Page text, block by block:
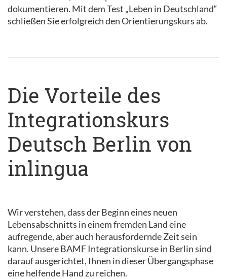
dokumentieren. Mit dem Test „Leben in Deutschland“
schließen Sie erfolgreich den Orientierungskurs ab.
Die Vorteile des
Integrationskurs
Deutsch Berlin von
inlingua
Wir verstehen, dass der Beginn eines neuen
Lebensabschnitts in einem fremden Land eine
aufregende, aber auch herausfordernde Zeit sein
kann. Unsere BAMF Integrationskurse in Berlin sind
darauf ausgerichtet, Ihnen in dieser Übergangsphase
eine helfende Hand zu reichen.